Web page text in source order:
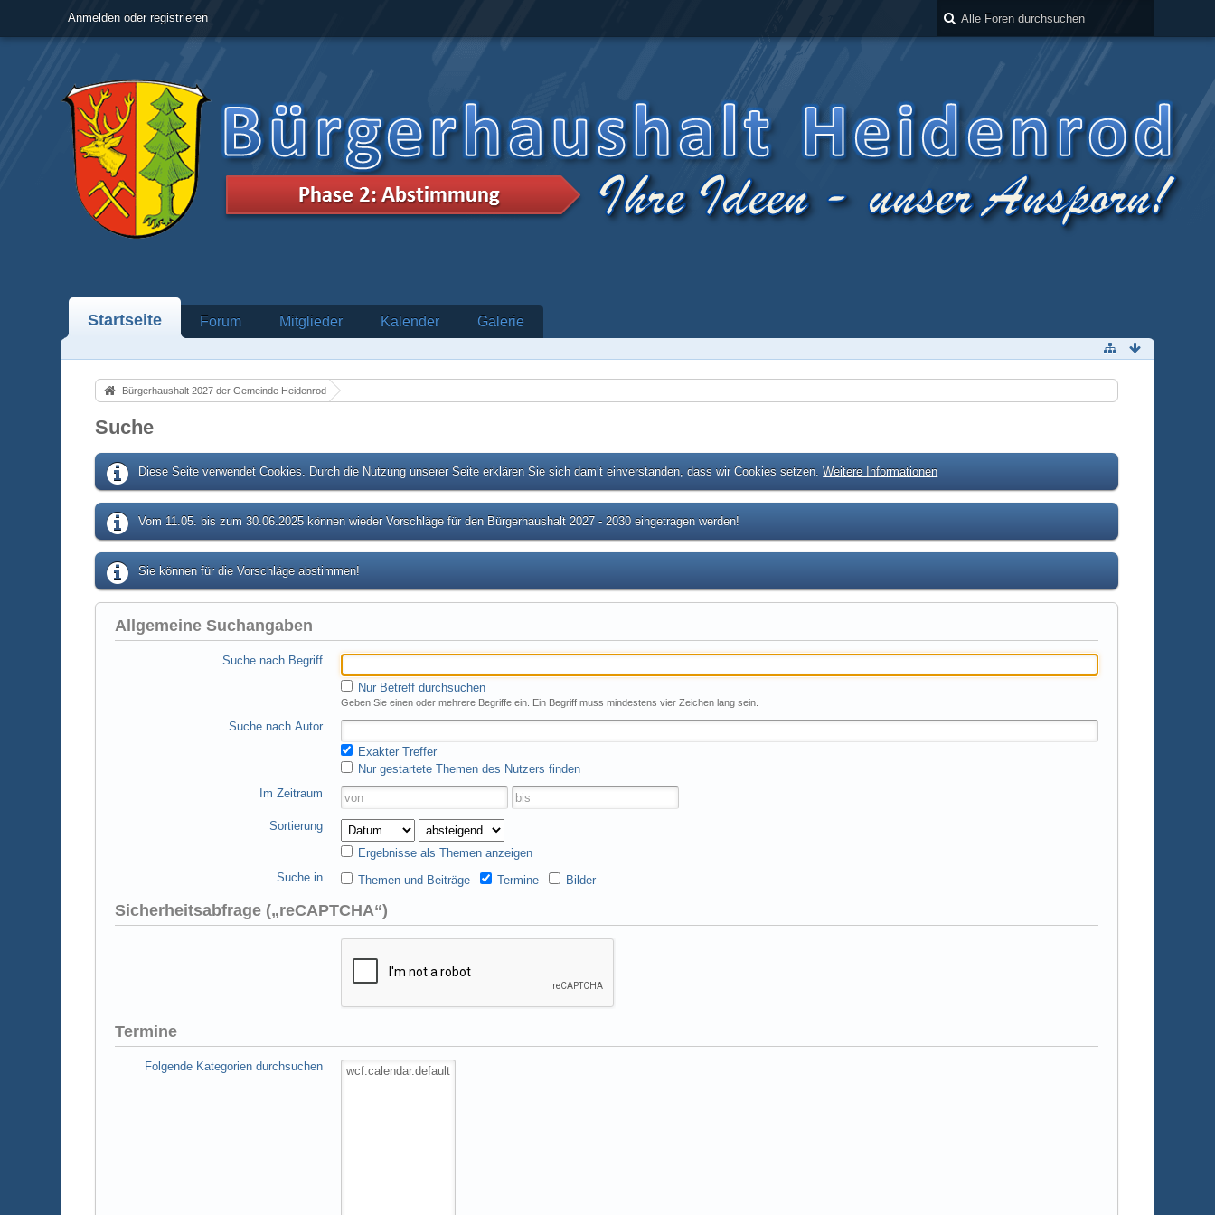
Anmelden oder registrieren
Startseite Forum Mitglieder Kalender Galerie
Bürgerhaushalt 2027 der Gemeinde Heidenrod
Suche
Diese Seite verwendet Cookies. Durch die Nutzung unserer Seite erklären Sie sich damit einverstanden, dass wir Cookies setzen.Weitere Informationen
Vom 11.05. bis zum 30.06.2025 können wieder Vorschläge für den Bürgerhaushalt 2027 - 2030 eingetragen werden!
Sie können für die Vorschläge abstimmen!
Allgemeine Suchangaben
Suche nach Begriff
Nur Betreff durchsuchen
Geben Sie einen oder mehrere Begriffe ein. Ein Begriff muss mindestens vier Zeichen lang sein.
Suche nach Autor
Exakter Treffer
Nur gestartete Themen des Nutzers finden
Im Zeitraum
Sortierung
Ergebnisse als Themen anzeigen
Suche in
Themen und Beiträge Termine Bilder
Sicherheitsabfrage („reCAPTCHA“)
Termine
Folgende Kategorien durchsuchen